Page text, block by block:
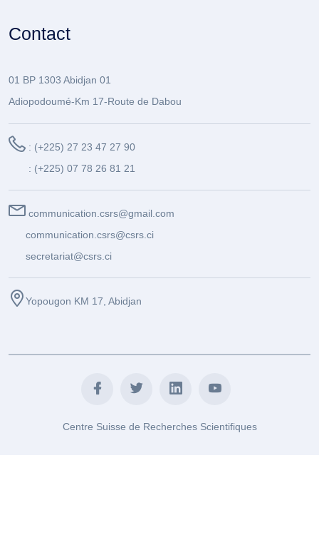
Contact
01 BP 1303 Abidjan 01
Adiopodoumé-Km 17-Route de Dabou
: (+225) 27 23 47 27 90
: (+225) 07 78 26 81 21
communication.csrs@gmail.com
communication.csrs@csrs.ci
secretariat@csrs.ci
Yopougon KM 17, Abidjan
Centre Suisse de Recherches Scientifiques